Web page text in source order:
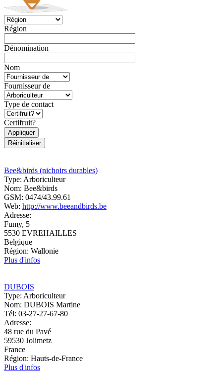
Région
Dénomination
Nom
Fournisseur de
Type de contact
Certifruit?
Bee&birds (nichoirs durables)
Type: Arboriculteur
Nom: Bee&birds
GSM: 0474/43.99.61
Web: http://www.beeandbirds.be
Adresse:
Fumy, 5
5530 EVREHAILLES
Belgique
Région: Wallonie
Plus d'infos
DUBOIS
Type: Arboriculteur
Nom: DUBOIS Martine
Tél: 03-27-27-67-80
Adresse:
48 rue du Pavé
59530 Jolimetz
France
Région: Hauts-de-France
Plus d'infos